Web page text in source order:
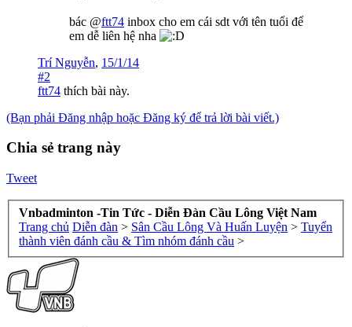
bác @ftt74 inbox cho em cái sdt với tên tuổi để
em dễ liên hệ nha
Trí Nguyễn, 15/1/14
#2
ftt74 thích bài này.
(Bạn phải Đăng nhập hoặc Đăng ký để trả lời bài viết.)
Chia sẻ trang này
Tweet
Vnbadminton -Tin Tức - Diễn Đàn Cầu Lông Việt Nam
Trang chủ Diễn đàn > Sân Cầu Lông Và Huấn Luyện > Tuyển
thành viên đánh cầu & Tìm nhóm đánh cầu >